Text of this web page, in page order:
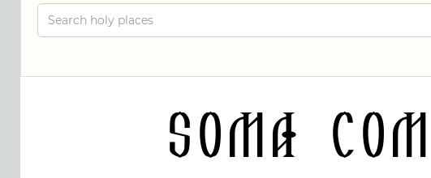
Soma